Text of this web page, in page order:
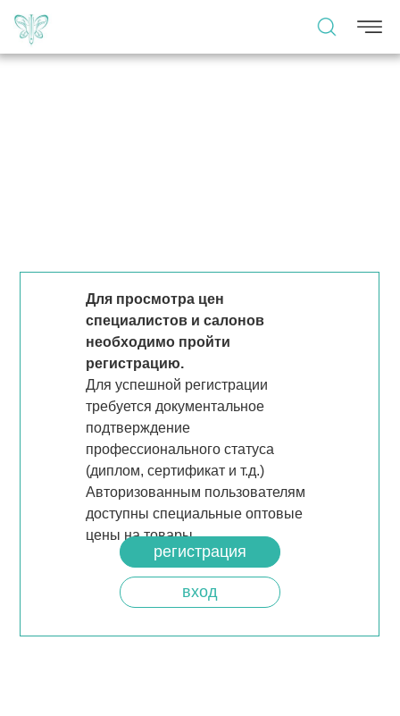
Для просмотра цен
специалистов и салонов
необходимо пройти
регистрацию.
Для успешной регистрации
требуется документальное
подтверждение
профессионального статуса
(диплом, сертификат и т.д.)
Авторизованным пользователям
доступны специальные оптовые
цены на товары.
регистрация
вход